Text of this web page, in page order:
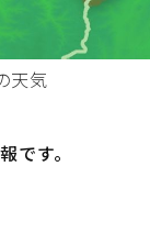
天気
です。